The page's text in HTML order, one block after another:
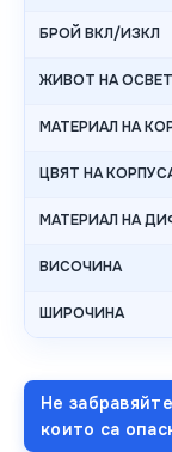
БРОЙ ВКЛ/ИЗКЛ
ЖИВОТ НА
МАТЕРИАЛ НА
ЦВЯТ НА
МАТЕРИАЛ НА
ВИСОЧИНА
ШИРОЧИНА
Не
които са